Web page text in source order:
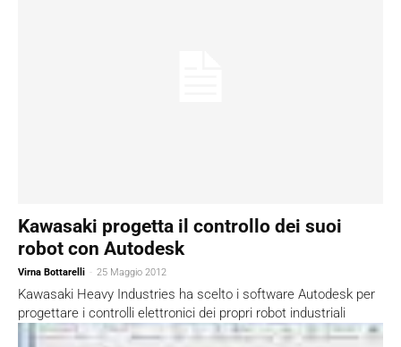
Kawasaki progetta il controllo dei suoi
robot con Autodesk
Virna Bottarelli - 25 Maggio 2012
Kawasaki Heavy Industries ha scelto i software Autodesk per
progettare i controlli elettronici dei propri robot industriali